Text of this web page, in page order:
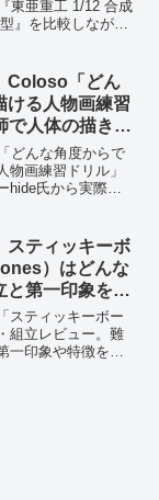
東亜重工 1/12 合成
』を比較しながら
Coloso「どん
ける人物画練習
で人体の描き方
どんな角度からで
物画練習ドリル」
hide氏から実際に
。
スティッキーボ
）はどんな
と第一印象を解
スティッキーボー
組立レビュー。難
一印象や特徴を正